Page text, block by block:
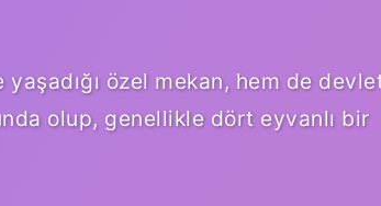
özel mekan, hem de
olup, genellikle dört eyvanlı bir